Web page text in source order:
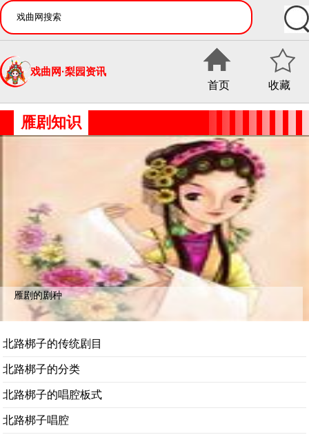
戏曲网·梨园资讯
首页
收藏
雁剧知识
雁剧的剧种
北路梆子的传统剧目
北路梆子的分类
北路梆子的唱腔板式
北路梆子唱腔